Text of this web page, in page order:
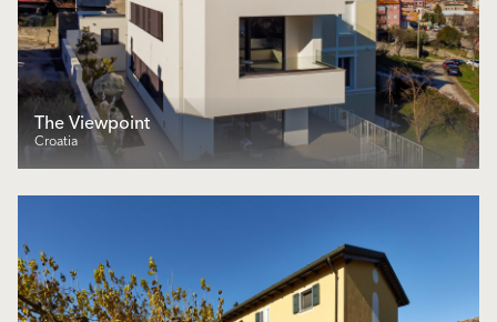
The Viewpoint
Croatia